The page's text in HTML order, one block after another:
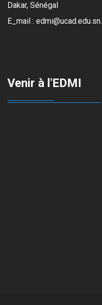
Dakar, Sénégal
E_mail : edmi@ucad.edu.sn.
Venir à l'EDMI